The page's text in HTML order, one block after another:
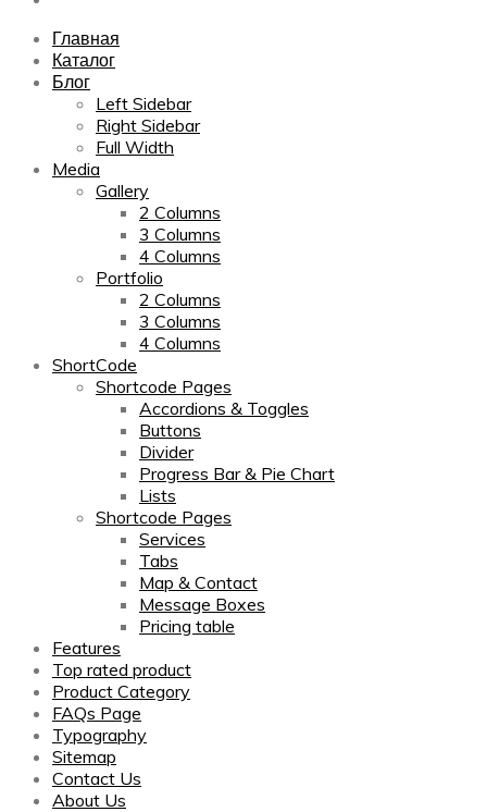
Главная
Каталог
Блог
Left Sidebar
Right Sidebar
Full Width
Media
Gallery
2 Columns
3 Columns
4 Columns
Portfolio
2 Columns
3 Columns
4 Columns
ShortCode
Shortcode Pages
Accordions & Toggles
Buttons
Divider
Progress Bar & Pie Chart
Lists
Shortcode Pages
Services
Tabs
Map & Contact
Message Boxes
Pricing table
Features
Top rated product
Product Category
FAQs Page
Typography
Sitemap
Contact Us
About Us